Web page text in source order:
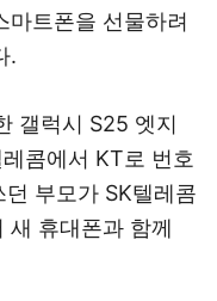
마트폰을 선물하려
.
갤럭시 S25 엣지
콤에서 KT로 번호
부모가 SK텔레콤
새 휴대폰과 함께